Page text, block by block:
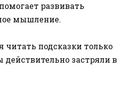
развивать
мышление.
читать подсказки только
действительно застряли в